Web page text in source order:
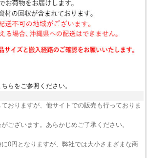
らをご参照ください。
おりますが、他サイトでの販売も行っておりま
ございます。あらかじめご了承ください。
0円となりますが、弊社では大小さまざまな商